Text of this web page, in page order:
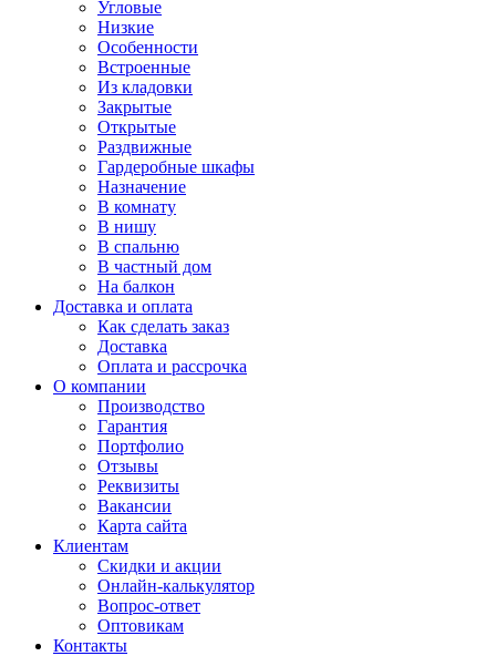
Угловые
Низкие
Особенности
Встроенные
Из кладовки
Закрытые
Открытые
Раздвижные
Гардеробные шкафы
Назначение
В комнату
В нишу
В спальню
В частный дом
На балкон
Доставка и оплата
Как сделать заказ
Доставка
Оплата и рассрочка
О компании
Производство
Гарантия
Портфолио
Отзывы
Реквизиты
Вакансии
Карта сайта
Клиентам
Скидки и акции
Онлайн-калькулятор
Вопрос-ответ
Оптовикам
Контакты